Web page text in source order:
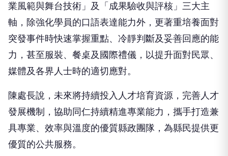
業風範與舞台技術」及「成果驗收與評核」三大主
軸，除強化學員的口語表達能力外，更著重培養面對
突發事件時快速掌握重點、冷靜判斷及妥善回應的能
力，甚至服裝、餐桌及國際禮儀，以提升面對民眾、
媒體及各界人士時的適切應對。
陳處長說，未來將持續投入人才培育資源，完善人才
發展機制，協助同仁持續精進專業能力，攜手打造兼
具專業、效率與溫度的優質縣政團隊，為縣民提供更
優質的公共服務。